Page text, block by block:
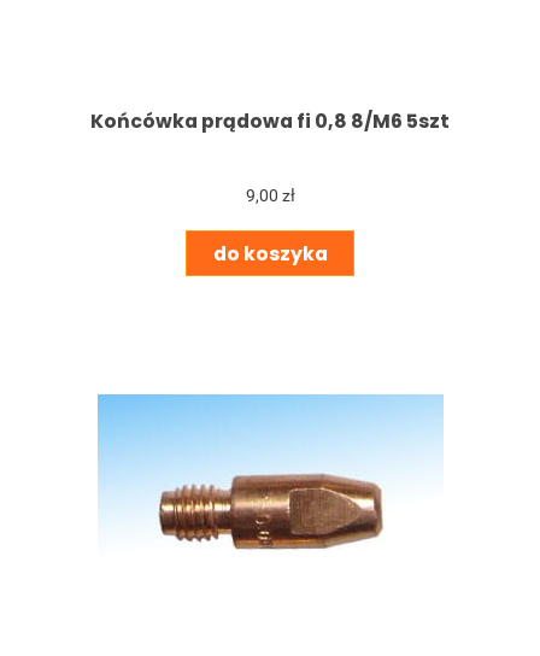
Końcówka prądowa fi 0,8 8/M6 5szt
9,00 zł
do koszyka